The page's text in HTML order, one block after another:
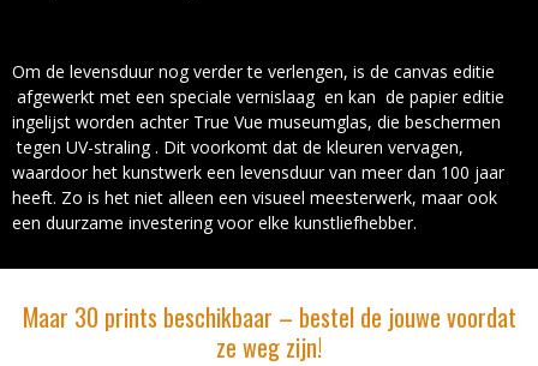
Om de levensduur nog verder te verlengen, is de canvas editie
afgewerkt met een speciale vernislaag en kan de papier editie
ingelijst worden achter True Vue museumglas, die beschermen
tegen UV-straling . Dit voorkomt dat de kleuren vervagen,
waardoor het kunstwerk een levensduur van meer dan 100 jaar
heeft. Zo is het niet alleen een visueel meesterwerk, maar ook
een duurzame investering voor elke kunstliefhebber.
Maar 30 prints beschikbaar – bestel de jouwe voordat
ze weg zijn!